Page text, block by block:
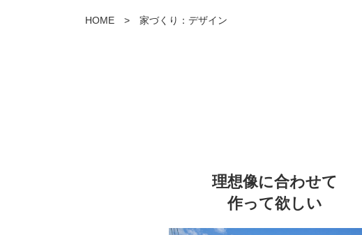
HOME > 家づくり：デザイン
理想像に合わせて
作って欲しい